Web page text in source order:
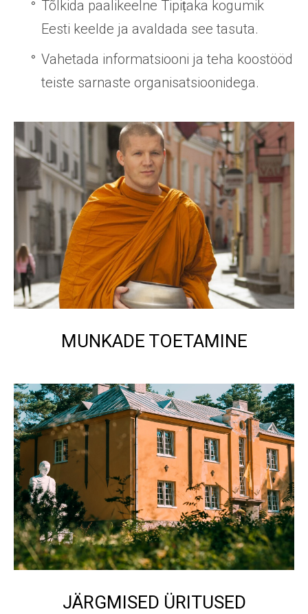
Tõlkida paalikeelne Tipiṭaka kogumik
Eesti keelde ja avaldada see tasuta.
Vahetada informatsiooni ja teha koostööd
teiste sarnaste organisatsioonidega.
MUNKADE TOETAMINE
JÄRGMISED ÜRITUSED